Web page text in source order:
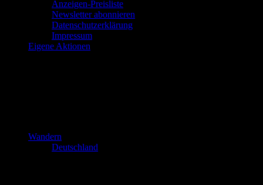
Anzeigen-Preisliste
Newsletter abonnieren
Datenschutzerklärung
Impressum
Eigene Aktionen
Wandern
Deutschland